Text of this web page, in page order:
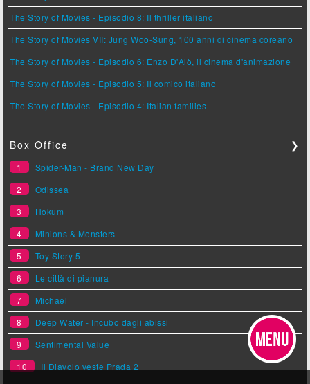
The Story of Movies - Episodio 8: Il thriller italiano
The Story of Movies VII: Jung Woo-Sung, 100 anni di cinema coreano
The Story of Movies - Episodio 6: Enzo D'Alò, il cinema d'animazione
The Story of Movies - Episodio 5: Il comico italiano
The Story of Movies - Episodio 4: Italian families
Box Office ❯
1
Spider-Man - Brand New Day
2
Odissea
3
Hokum
4
Minions & Monsters
5
Toy Story 5
6
Le città di pianura
7
Michael
8
Deep Water - Incubo dagli abissi
9
Sentimental Value
10
Il Diavolo veste Prada 2